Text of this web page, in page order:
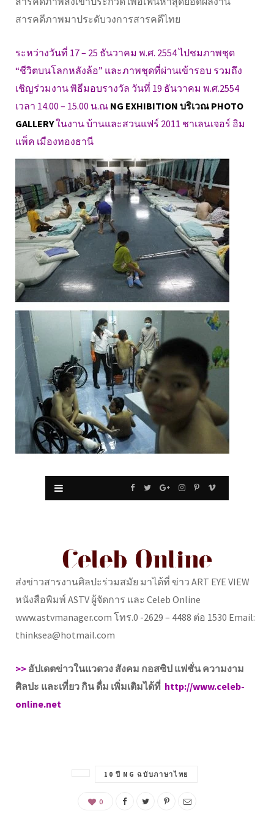
สารคดีภาพมาประดับวงการสารคดีไทย
ระหว่างวันที่ 17 – 25 ธันวาคม พ.ศ. 2554 ไปชมภาพชุด
“ชีวิตบนโลกหลังล้อ” และภาพชุดที่ผ่านเข้ารอบ รวมถึง
เชิญร่วมงาน พิธีมอบรางวัล วันที่ 19 ธันวาคม พ.ศ.2554
เวลา 14.00 – 15.00 น.ณ NG EXHIBITION บริเวณ PHOTO
GALLERYในงาน บ้านและสวนแฟร์ 2011 ชาเลนเจอร์ อิม
แพ็ค เมืองทองธานี
ส่งข่าวสารงานศิลปะร่วมสมัย มาได้ที่ ข่าว ART EYE VIEW
หนังสือพิมพ์ ASTV ผู้จัดการ และ Celeb Online
www.astvmanager.com โทร.0 -2629 – 4488 ต่อ 1530 Email:
thinksea@hotmail.com
>> อัปเดตข่าวในแวดวง สังคม กอสซิป แฟชั่น ความงาม
ศิลปะ และเที่ยว กิน ดื่ม เพิ่มเติมได้ที่ http://www.celeb-
online.net
10 ปี NG ฉบับภาษาไทย
0